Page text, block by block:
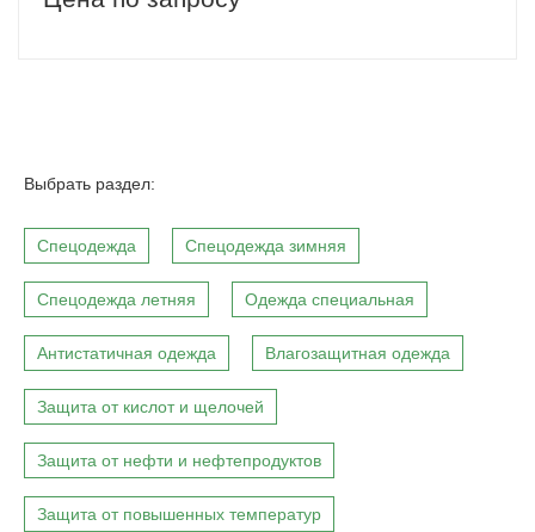
Выбрать раздел:
Спецодежда Спецодежда зимняя
Спецодежда летняя Одежда специальная
Антистатичная одежда Влагозащитная одежда
Защита от кислот и щелочей
Защита от нефти и нефтепродуктов
Защита от повышенных температур